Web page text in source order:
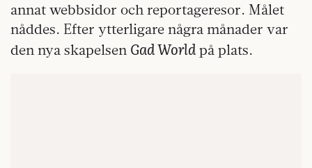
annat webbsidor och reportageresor. Målet
nåddes. Efter ytterligare några månader var
den nya skapelsen Gad Worldpå plats.